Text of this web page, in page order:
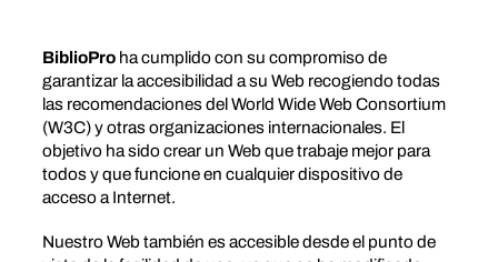
BiblioProha cumplido con su compromiso de
garantizar la accesibilidad a su Web recogiendo todas
las recomendaciones del World Wide Web Consortium
(W3C) y otras organizaciones internacionales. El
objetivo ha sido crear un Web que trabaje mejor para
todos y que funcione en cualquier dispositivo de
acceso a Internet.
Nuestro Web también es accesible desde el punto de